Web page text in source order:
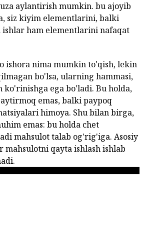
aylantirish mumkin. bu ajoyib
siz kiyim elementlarini, balki
ishlar ham elementlarini nafaqat
ishora nima mumkin to'qish, lekin
bo'lsa, ularning hammasi,
ega bo'ladi. Bu holda,
emas, balki paypoq
himoya. Shu bilan birga,
emas: bu holda chet
mahsulot talab og'rig'iga. Asosiy
mahsulotni qayta ishlash ishlab